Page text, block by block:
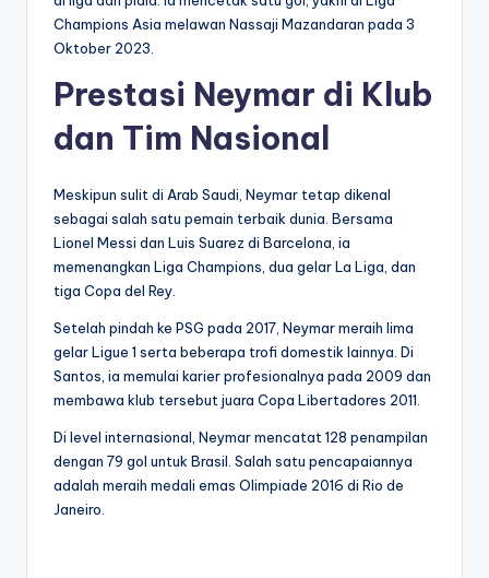
Champions Asia melawan Nassaji Mazandaran pada 3
Oktober 2023.
Prestasi Neymar di Klub
dan Tim Nasional
Meskipun sulit di Arab Saudi, Neymar tetap dikenal
sebagai salah satu pemain terbaik dunia. Bersama
Lionel Messi dan Luis Suarez di Barcelona, ia
memenangkan Liga Champions, dua gelar La Liga, dan
tiga Copa del Rey.
Setelah pindah ke PSG pada 2017, Neymar meraih lima
gelar Ligue 1 serta beberapa trofi domestik lainnya. Di
Santos, ia memulai karier profesionalnya pada 2009 dan
membawa klub tersebut juara Copa Libertadores 2011.
Di level internasional, Neymar mencatat 128 penampilan
dengan 79 gol untuk Brasil. Salah satu pencapaiannya
adalah meraih medali emas Olimpiade 2016 di Rio de
Janeiro.